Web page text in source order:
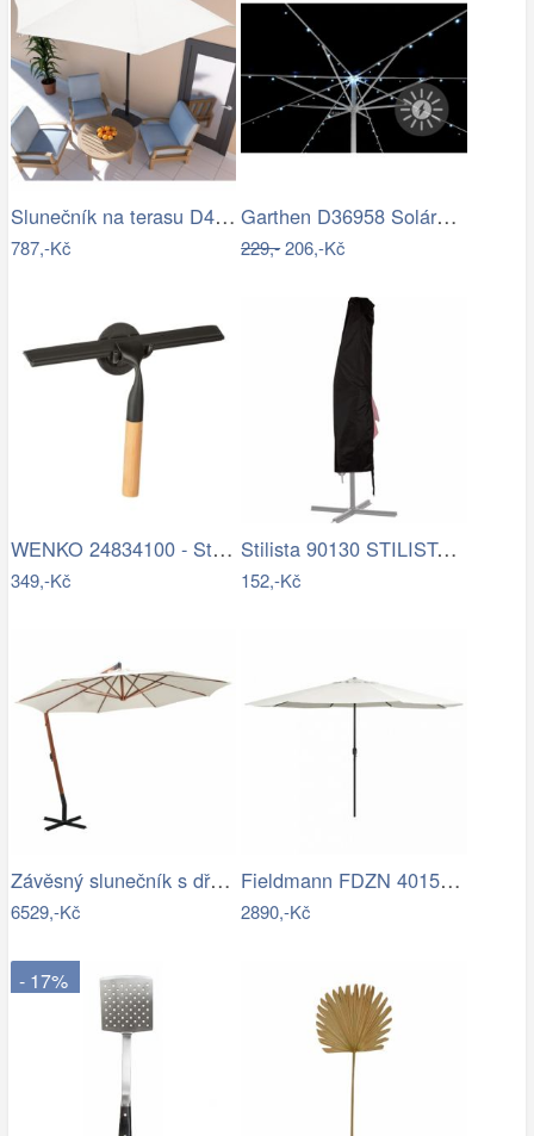
Slunečník na terasu D4163 krémová…
787,-Kč
Garthen D36958 Solární blikající řetěz…
229,-206,-Kč
WENKO 24834100 - Stěrka BAMBUSa 24,5x17…
349,-Kč
Stilista 90130 STILISTA Obal na 350 cm…
152,-Kč
Závěsný slunečník s dřevěnou tyčí Ø 350…
6529,-Kč
Fieldmann FDZN 4015 krémová
2890,-Kč
- 17%